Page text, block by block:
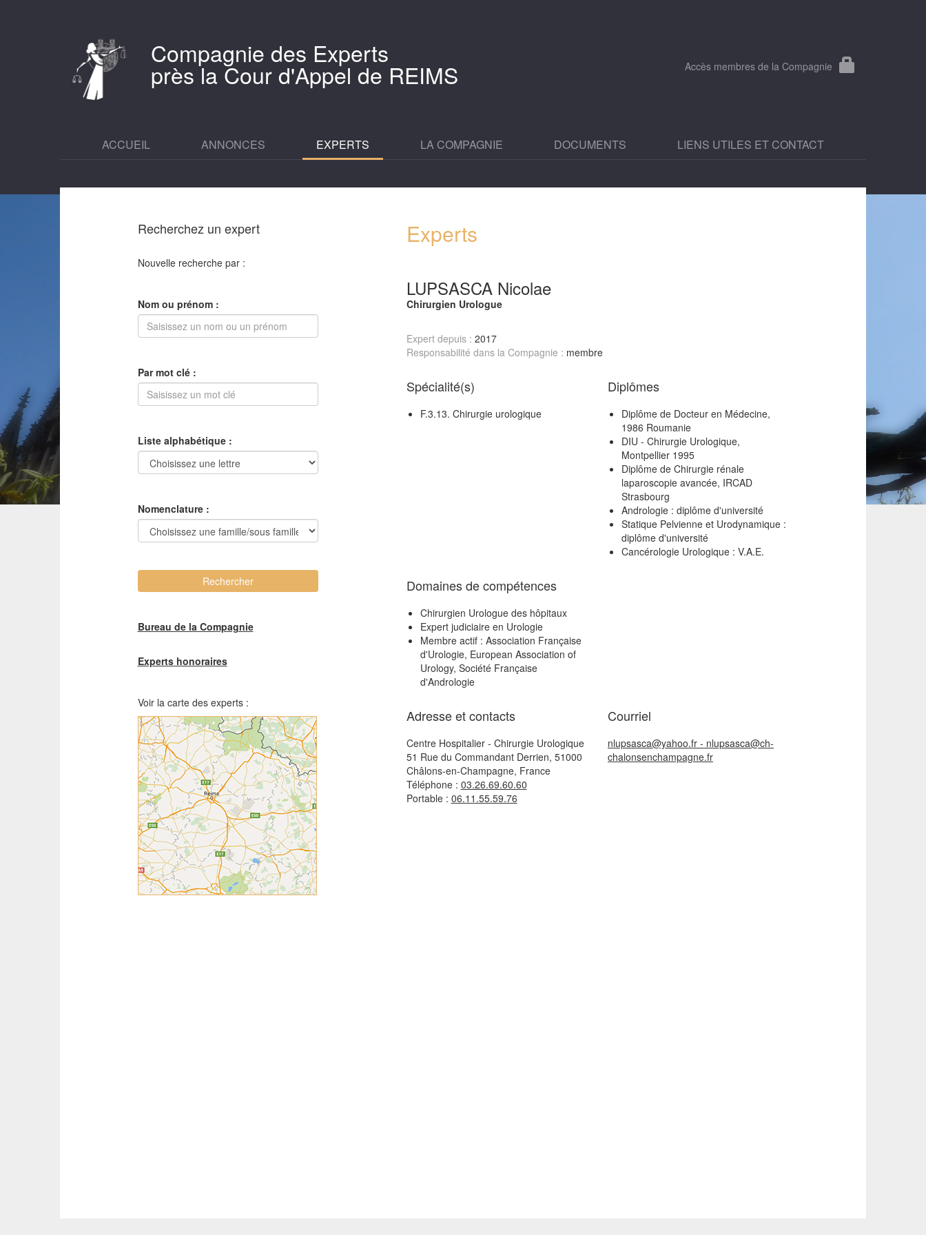
Compagnie des Experts
près la Cour d'Appel de REIMS Accès membres de la Compagnie
ACCUEIL ANNONCES EXPERTS LA COMPAGNIE DOCUMENTS LIENS UTILES ET CONTACT
Recherchez un expert
Nouvelle recherche par :
Nom ou prénom :
Par mot clé :
Liste alphabétique :
Nomenclature :
Rechercher
Bureau de la Compagnie
Experts honoraires
Voir la carte des experts :
Experts
LUPSASCA Nicolae
Chirurgien Urologue
Expert depuis : 2017
Responsabilité dans la Compagnie : membre
Spécialité(s)
F.3.13. Chirurgie urologique
Diplômes
Diplôme de Docteur en Médecine,
1986 Roumanie
DIU - Chirurgie Urologique,
Montpellier 1995
Diplôme de Chirurgie rénale
laparoscopie avancée, IRCAD
Strasbourg
Andrologie : diplôme d'université
Statique Pelvienne et Urodynamique :
diplôme d'université
Cancérologie Urologique : V.A.E.
Domaines de compétences
Chirurgien Urologue des hôpitaux
Expert judiciaire en Urologie
Membre actif : Association Française
d'Urologie, European Association of
Urology, Société Française
d'Andrologie
Adresse et contacts
Centre Hospitalier - Chirurgie Urologique
51 Rue du Commandant Derrien, 51000
Châlons-en-Champagne, France
Téléphone : 03.26.69.60.60
Portable : 06.11.55.59.76
Courriel
nlupsasca@yahoo.fr - nlupsasca@ch-
chalonsenchampagne.fr